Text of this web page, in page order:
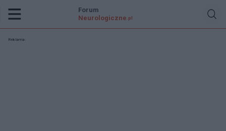
Forum
Neurologiczne .pl
Reklama: